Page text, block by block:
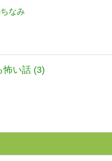
なみ
怖い話 (3)